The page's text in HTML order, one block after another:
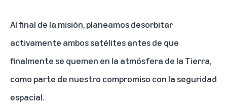
Al final de la misión, planeamos desorbitar
activamente ambos satélites antes de que
finalmente se quemen en la atmósfera de la Tierra,
como parte de nuestro compromiso con la seguridad
espacial.